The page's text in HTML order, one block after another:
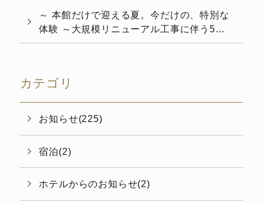
～ 本館だけで迎える夏。今だけの、特別な
体験 ～大規模リニューアル工事に伴う5カ
月間の休館を経て、6月4日（木）より本館
カテゴリ
お知らせ(225)
宿泊(2)
ホテルからのお知らせ(2)